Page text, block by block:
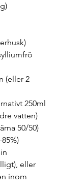
(eller 2
250ml
vatten)
50/50)
eller
inom